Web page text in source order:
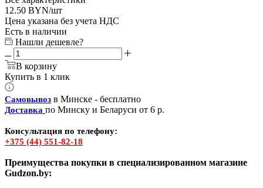
12.50 BYN/шт
Цена указана без учета НДС
Есть в наличии
Нашли дешевле?
В корзину
Купить в 1 клик
Самовывоз в Минске - бесплатно
Доставка по Минску и Беларуси от 6 р.
Консультация по телефону:
+375 (44) 551-82-18
Преимущества покупки в специализированном магазине
Gudzon.by: